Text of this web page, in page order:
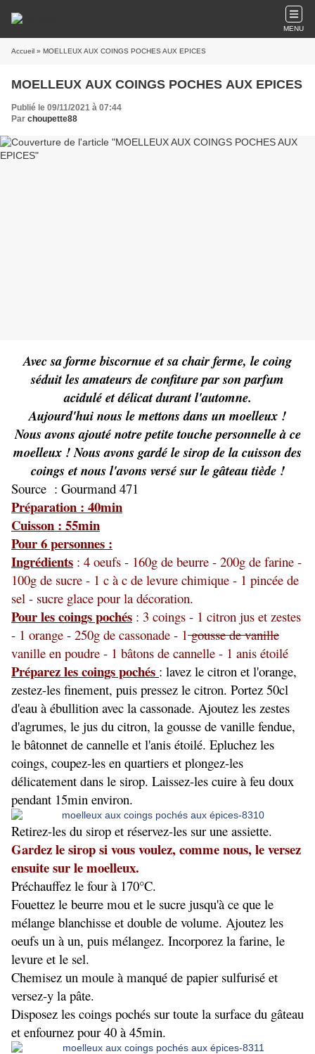
MENU
Accueil » MOELLEUX AUX COINGS POCHES AUX EPICES
MOELLEUX AUX COINGS POCHES AUX EPICES
Publié le 09/11/2021 à 07:44
Par choupette88
Avec sa forme biscornue et sa chair ferme, le coing
séduit les amateurs de confiture par son parfum
acidulé et délicat durant l'automne.
Aujourd'hui nous le mettons dans un moelleux !
Nous avons ajouté notre petite touche personnelle à ce
moelleux ! Nous avons gardé le sirop de la cuisson des
coings et nous l'avons versé sur le gâteau tiède !
Source : Gourmand 471
Préparation : 40min
Cuisson : 55min
Pour 6 personnes :
Ingrédients : 4 oeufs - 160g de beurre - 200g de farine -
100g de sucre - 1 c à c de levure chimique - 1 pincée de
sel - sucre glace pour la décoration.
Pour les coings pochés : 3 coings - 1 citron jus et zestes
- 1 orange - 250g de cassonade - 1gousse de vanille
vanille en poudre - 1 bâtons de cannelle - 1 anis étoilé
Préparez les coings pochés : lavez le citron et l'orange,
zestez-les finement, puis pressez le citron. Portez 50cl
d'eau à ébullition avec la cassonade. Ajoutez les zestes
d'agrumes, le jus du citron, la gousse de vanille fendue,
le bâtonnet de cannelle et l'anis étoilé. Epluchez les
coings, coupez-les en quartiers et plongez-les
délicatement dans le sirop. Laissez-les cuire à feu doux
pendant 15min environ.
Retirez-les du sirop et réservez-les sur une assiette.
Gardez le sirop si vous voulez, comme nous, le versez
ensuite sur le moelleux.
Préchauffez le four à 170°C.
Fouettez le beurre mou et le sucre jusqu'à ce que le
mélange blanchisse et double de volume. Ajoutez les
oeufs un à un, puis mélangez. Incorporez la farine, le
levure et le sel.
Chemisez un moule à manqué de papier sulfurisé et
versez-y la pâte.
Disposez les coings pochés sur toute la surface du gâteau
et enfournez pour 40 à 45min.